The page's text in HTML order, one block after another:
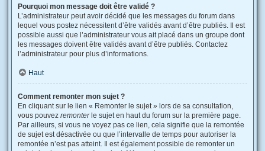
Pourquoi mon message doit être validé ?
L’administrateur peut avoir décidé que les messages du forum dans
lequel vous postez nécessitent d’être validés avant d’être publiés. Il est
possible aussi que l’administrateur vous ait placé dans un groupe dont
les messages doivent être validés avant d’être publiés. Contactez
l’administrateur pour plus d’informations.
Haut
Comment remonter mon sujet ?
En cliquant sur le lien « Remonter le sujet » lors de sa consultation,
vous pouvez remonterle sujet en haut du forum sur la première page.
Par ailleurs, si vous ne voyez pas ce lien, cela signifie que la remontée
de sujet est désactivée ou que l’intervalle de temps pour autoriser la
remontée n’est pas atteint. Il est également possible de remonter un